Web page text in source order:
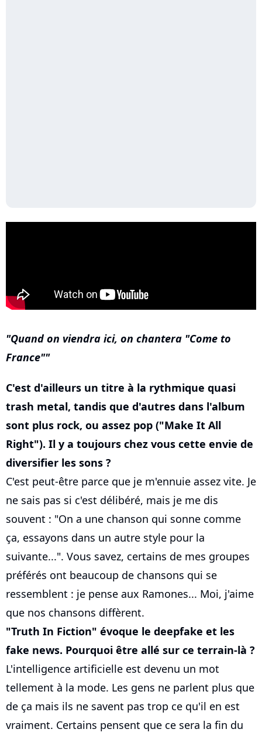
Quand on viendra ici, on chantera "Come to
France"
C'est d'ailleurs un titre à la rythmique quasi
trash metal, tandis que d'autres dans l'album
sont plus rock, ou assez pop ("Make It All
Right"). Il y a toujours chez vous cette envie de
diversifier les sons ?
C'est peut-être parce que je m'ennuie assez vite. Je
ne sais pas si c'est délibéré, mais je me dis
souvent : "On a une chanson qui sonne comme
ça, essayons dans un autre style pour la
suivante...". Vous savez, certains de mes groupes
préférés ont beaucoup de chansons qui se
ressemblent : je pense aux Ramones... Moi, j'aime
que nos chansons diffèrent.
"Truth In Fiction" évoque le deepfake et les
fake news. Pourquoi être allé sur ce terrain-là ?
L'intelligence artificielle est devenu un mot
tellement à la mode. Les gens ne parlent plus que
de ça mais ils ne savent pas trop ce qu'il en est
vraiment. Certains pensent que ce sera la fin du